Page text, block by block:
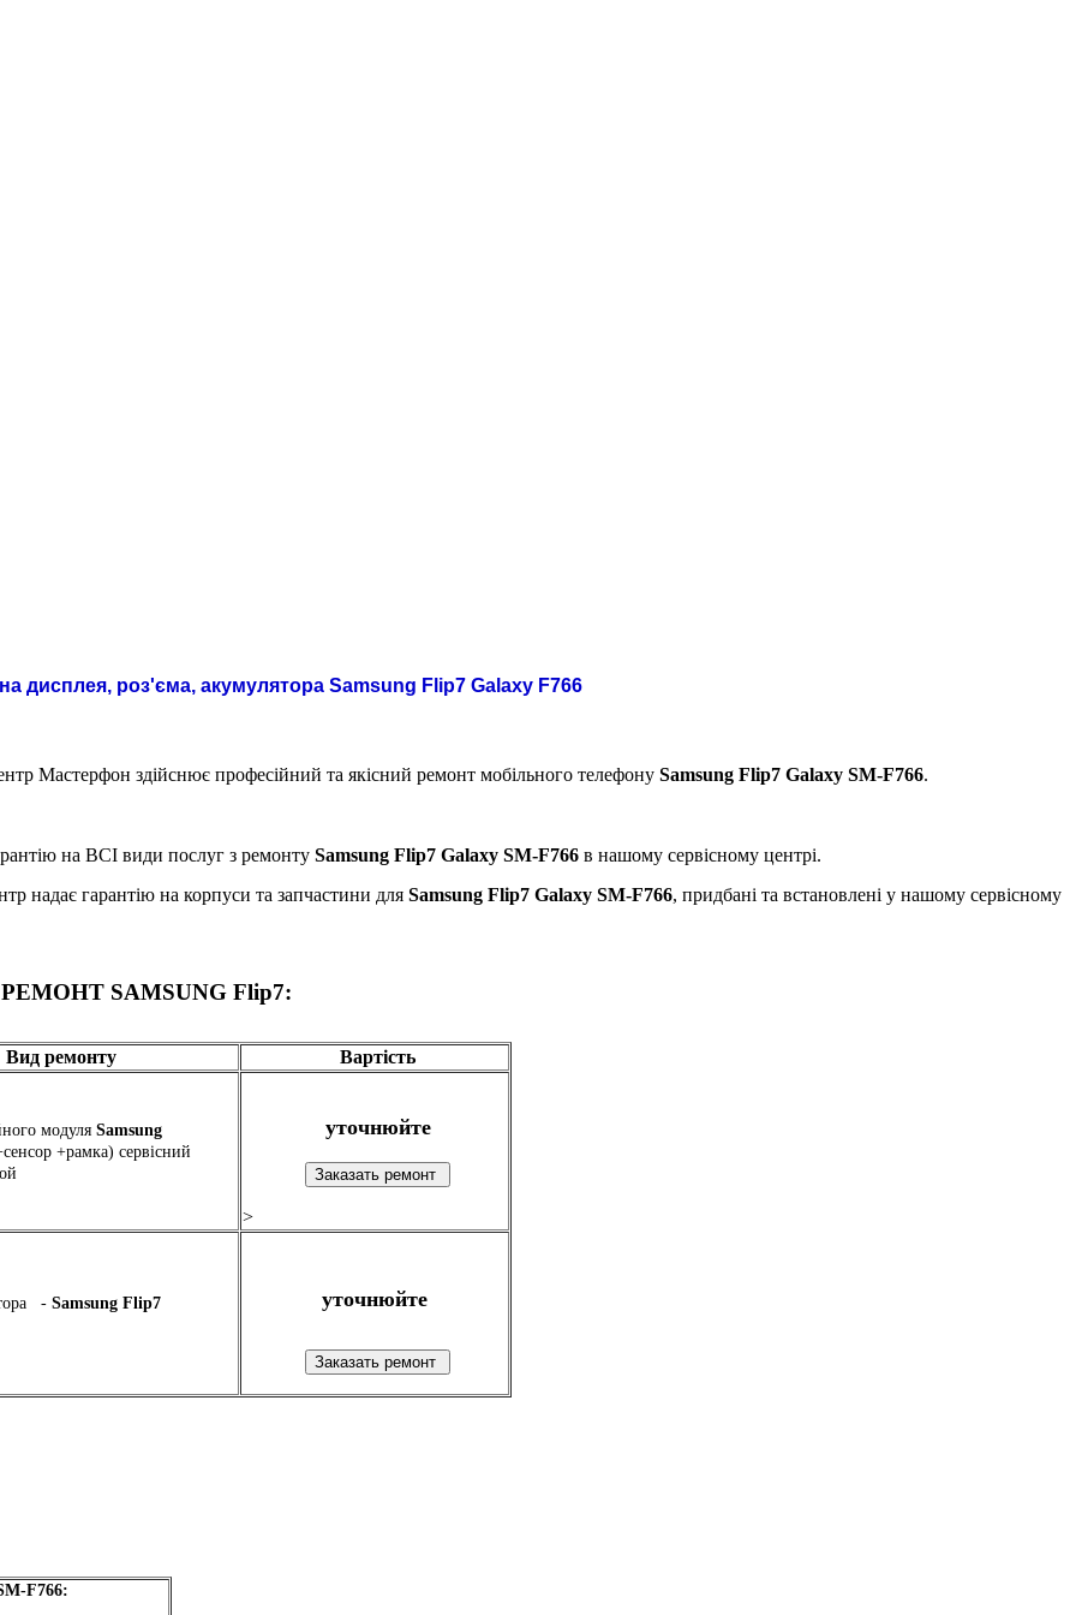
дисплея, роз'єма, акумулятора Samsung Flip7 Galaxy F766
Мастерфон здійснює професійний та якісний ремонт мобільного телефону Samsung Flip7 Galaxy SM-F766.
на ВСІ види послуг з ремонту Samsung Flip7 Galaxy SM-F766 в нашому сервісному центрі.
надає гарантію на корпуси та запчастини для Samsung Flip7 Galaxy SM-F766, придбані та встановлені у нашому сервісному
SAMSUNG Flip7:
Вид ремонту Вартість
модуля Samsung
+рамка) сервісний
уточнюйте
>
- Samsung Flip7 уточнюйте
F766: